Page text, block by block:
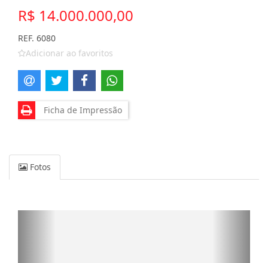
R$ 14.000.000,00
REF. 6080
Adicionar ao favoritos
Ficha de Impressão
Fotos